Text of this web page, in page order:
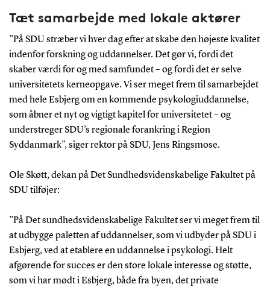
Tæt samarbejde med lokale aktører
”På SDU stræber vi hver dag efter at skabe den højeste kvalitet
indenfor forskning og uddannelser. Det gør vi, fordi det
skaber værdi for og med samfundet – og fordi det er selve
universitetets kerneopgave. Vi ser meget frem til samarbejdet
med hele Esbjerg om en kommende psykologiuddannelse,
som åbner et nyt og vigtigt kapitel for universitetet – og
understreger SDU’s regionale forankring i Region
Syddanmark”, siger rektor på SDU, Jens Ringsmose.
Ole Skøtt, dekan på Det Sundhedsvidenskabelige Fakultet på
SDU tilføjer:
”På Det sundhedsvidenskabelige Fakultet ser vi meget frem til
at udbygge paletten af uddannelser, som vi udbyder på SDU i
Esbjerg, ved at etablere en uddannelse i psykologi. Helt
afgørende for succes er den store lokale interesse og støtte,
som vi har mødt i Esbjerg, både fra byen, det private